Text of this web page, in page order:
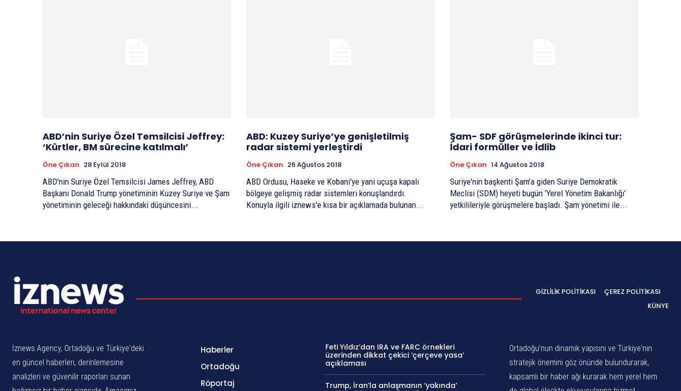
ABD’nin Suriye Özel Temsilcisi Jeffrey:
‘Kürtler, BM sürecine katılmalı’
Öne Çıkan 28 Eylül 2018
ABD'nin Suriye Özel Temsilcisi James Jeffrey, ABD
Başkanı Donald Trump yönetiminin Kuzey Suriye ve Şam
yönetiminin geleceği hakkındaki düşüncesini...
ABD: Kuzey Suriye’ye genişletilmiş
radar sistemi yerleştirdi
Öne Çıkan 26 Ağustos 2018
ABD Ordusu, Haseke ve Kobani'ye yani uçuşa kapalı
bölgeye gelişmiş radar sistemleri konuşlandırdı.
Konuyla ilgili iznews'e kısa bir açıklamada bulunan...
Şam- SDF görüşmelerinde ikinci tur:
İdari formüller ve İdlib
Öne Çıkan 14 Ağustos 2018
Suriye'nin başkenti Şam’a giden Suriye Demokratik
Meclisi (SDM) heyeti bugün ‘Yerel Yönetim Bakanlığı’
yetkilileriyle görüşmelere başladı. Şam yönetimi ile...
GIZLILIK POLITIKASI
ÇEREZ POLITIKASI
KÜNYE
İznews Agency, Ortadoğu ve Türkiye'deki
en güncel haberleri, derinlemesine
analizleri ve güvenilir raporları sunan
Haberler
Ortadoğu
Röportaj
Feti Yıldız’dan IRA ve FARC örnekleri
üzerinden dikkat çekici ‘çerçeve yasa’
açıklaması
Trump, İran’la anlaşmanın ‘yakında’
Ortadoğu’nun dinamik yapısını ve Türkiye'nin
stratejik önemini göz önünde bulundurarak,
kapsamlı bir haber ağı kurarak hem yerel hem